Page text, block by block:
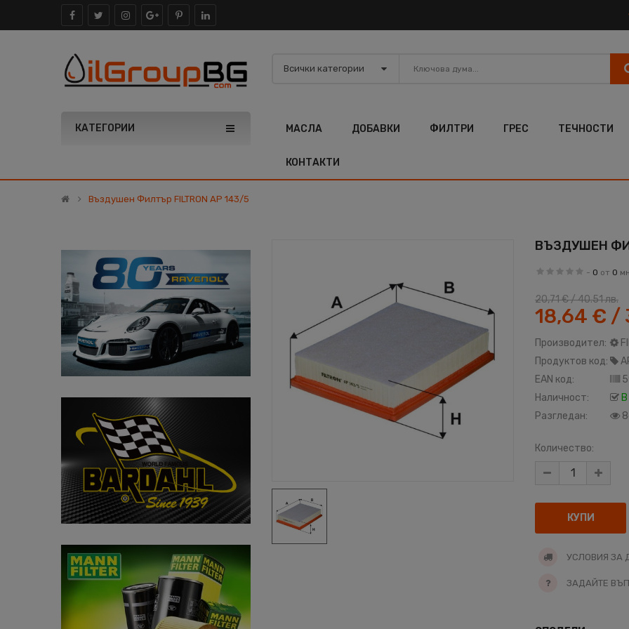
КАТЕГОРИИ МАСЛА ДОБАВКИ ФИЛТРИ ГРЕС ТЕЧНОСТИ
КОНТАКТИ
Въздушен Филтър FILTRON AP 143/5
ВЪЗДУШЕН
- 0 от 0
18,64 € /
20,71 € / 40.51 лв.
Производител:
Продуктов код:
EAN код:
Наличност:
Разгледан:
Количество:
УСЛОВИЯ ЗА
ЗАДАЙТЕ